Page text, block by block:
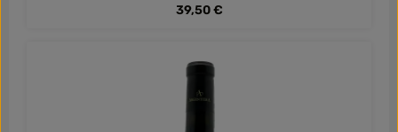
Regulärer Preis:
39,50 €